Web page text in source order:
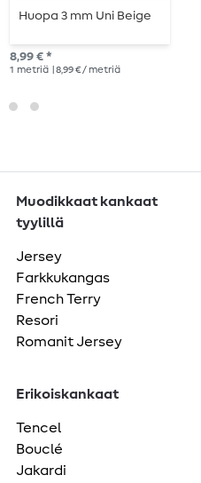
Huopa 3 mm Uni Beige
8,99 € *
1 metriä | 8,99 € / metriä
Muodikkaat kankaat
tyylillä
Jersey
Farkkukangas
French Terry
Resori
Romanit Jersey
Erikoiskankaat
Tencel
Bouclé
Jakardi